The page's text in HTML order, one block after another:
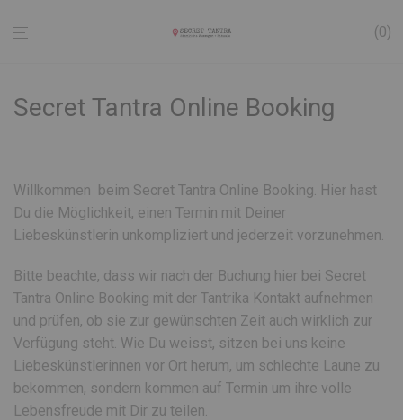
0
Secret Tantra Online Booking
Willkommen beim Secret Tantra Online Booking. Hier hast
Du die Möglichkeit, einen Termin mit Deiner
Liebeskünstlerin unkompliziert und jederzeit vorzunehmen.
Bitte beachte, dass wir nach der Buchung hier bei Secret
Tantra Online Booking mit der Tantrika Kontakt aufnehmen
und prüfen, ob sie zur gewünschten Zeit auch wirklich zur
Verfügung steht. Wie Du weisst, sitzen bei uns keine
Liebeskünstlerinnen vor Ort herum, um schlechte Laune zu
bekommen, sondern kommen auf Termin um ihre volle
Lebensfreude mit Dir zu teilen.